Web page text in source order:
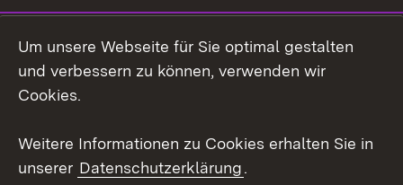
Social Wall
Youtube
Kontakt
Datenschutz
Um unsere Webseite für Sie optimal gestalten
und verbessern zu können, verwenden wir
Cookies.
Weitere Informationen zu Cookies erhalten Sie in
unserer Datenschutzerklärung.